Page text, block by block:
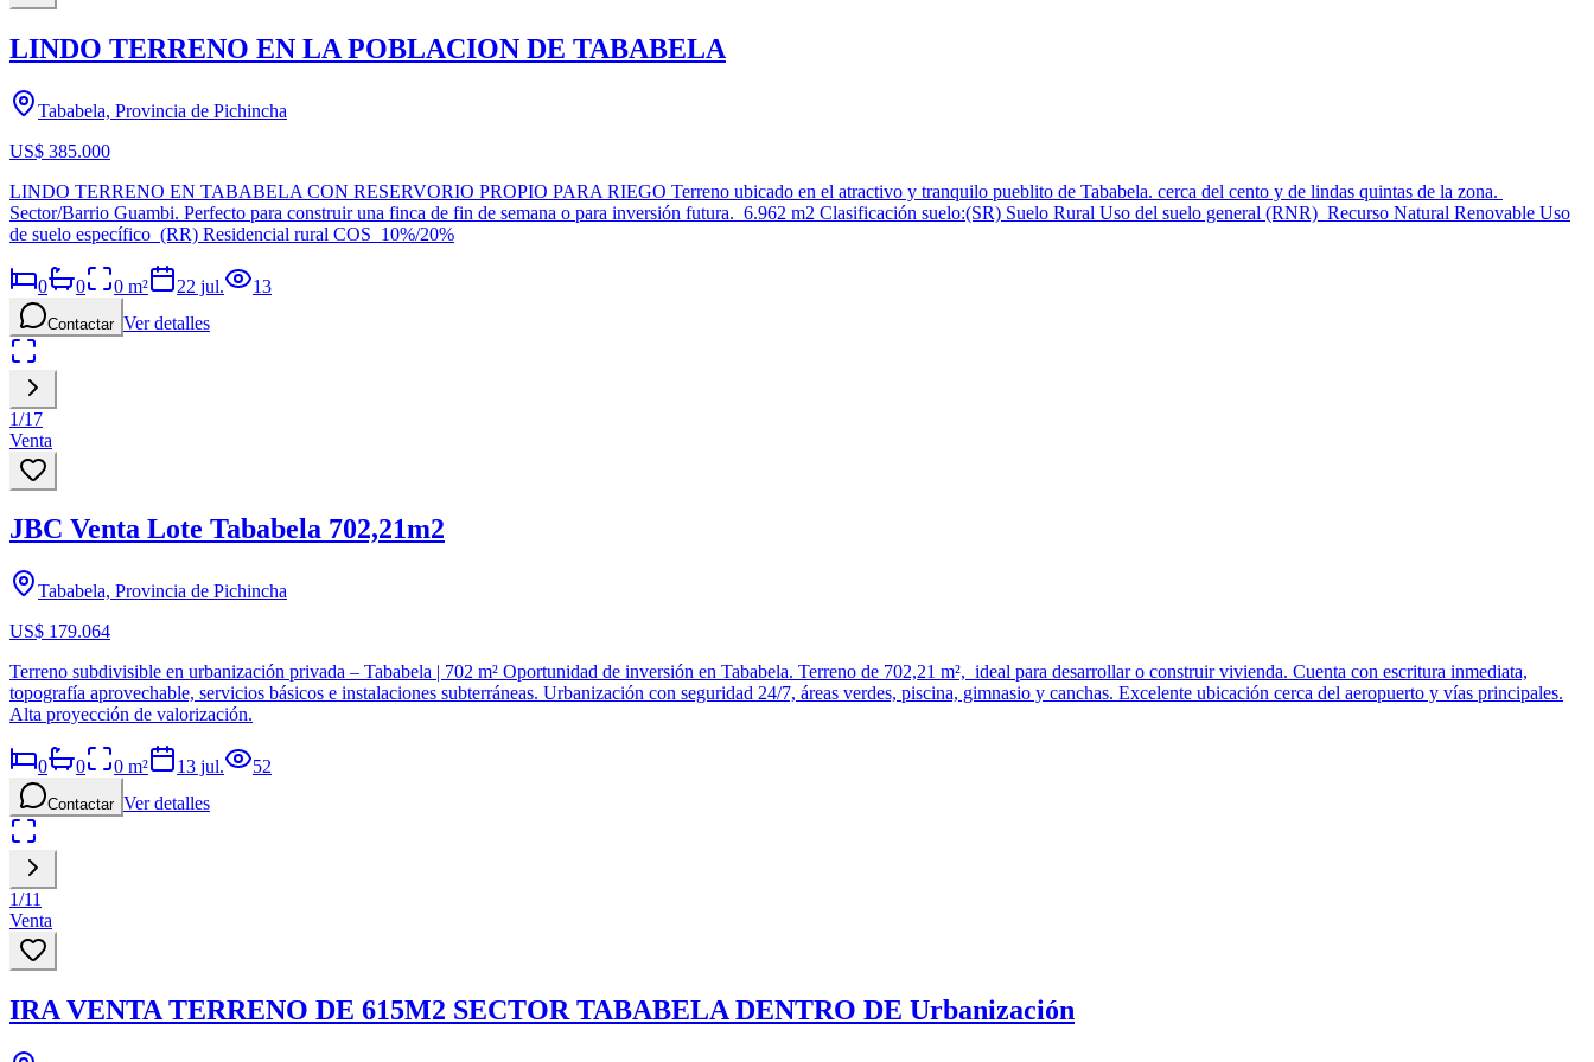
LINDO TERRENO EN LA POBLACION DE TABABELA
Tababela, Provincia de Pichincha
US$ 385.000
LINDO TERRENO EN TABABELA CON RESERVORIO PROPIO PARA RIEGO Terreno ubicado en el atractivo y tranquilo pueblito de Tababela. cerca del cento y de lindas quintas de la zona.
Sector/Barrio Guambi. Perfecto para construir una finca de fin de semana o para inversión futura. 6.962 m2 Clasificación suelo:(SR) Suelo Rural Uso del suelo general (RNR) Recurso Natural Renovable Uso
de suelo específico (RR) Residencial rural COS 10%/20%
0 0 0 m² 22 jul. 13
Contactar Ver detalles
1/17
Venta
JBC Venta Lote Tababela 702,21m2
Tababela, Provincia de Pichincha
US$ 179.064
Terreno subdivisible en urbanización privada – Tababela | 702 m² Oportunidad de inversión en Tababela. Terreno de 702,21 m², ideal para desarrollar o construir vivienda. Cuenta con escritura inmediata,
topografía aprovechable, servicios básicos e instalaciones subterráneas. Urbanización con seguridad 24/7, áreas verdes, piscina, gimnasio y canchas. Excelente ubicación cerca del aeropuerto y vías principales.
Alta proyección de valorización.
0 0 0 m² 13 jul. 52
Contactar Ver detalles
1/11
Venta
IRA VENTA TERRENO DE 615M2 SECTOR TABABELA DENTRO DE Urbanización